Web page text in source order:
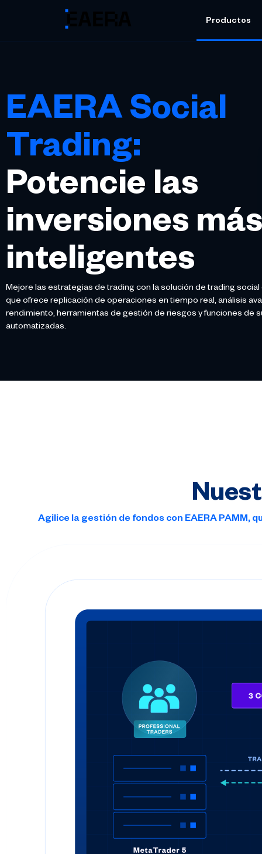
Productos
EAERA Social
Trading:
Potencie las
inversiones más
inteligentes
Mejore las estrategias de trading con la solución de trading social
que ofrece replicación de operaciones en tiempo real, análisis
rendimiento, herramientas de gestión de riesgos y funciones de
automatizadas.
Agilice la gestión de fondos con EAERA